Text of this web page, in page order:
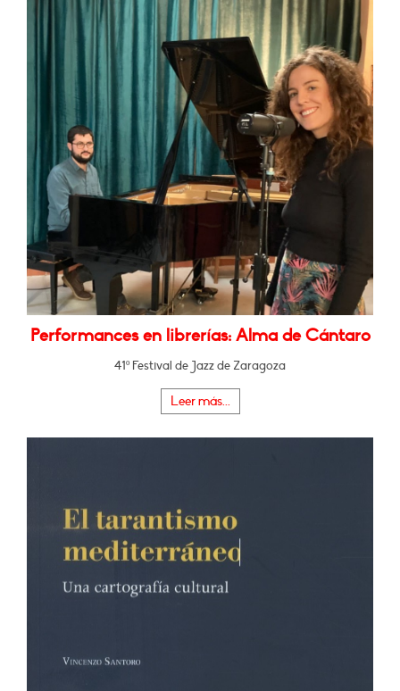
Performances en librerías: Alma de Cántaro
41º Festival de Jazz de Zaragoza
Leer más...